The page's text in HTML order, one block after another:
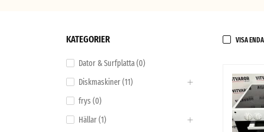
KATEGORIER
Dator & Surfplatta (0)
Diskmaskiner (11)
frys (0)
Hällar (1)
VISA